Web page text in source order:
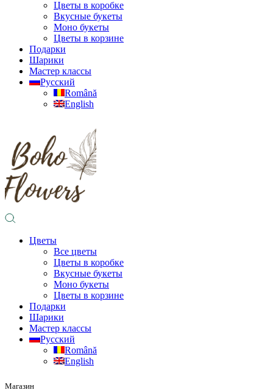
Цветы в коробке
Вкусные букеты
Моно букеты
Цветы в корзине
Подарки
Шарики
Мастер классы
Русский
Română
English
Цветы
Все цветы
Цветы в коробке
Вкусные букеты
Моно букеты
Цветы в корзине
Подарки
Шарики
Мастер классы
Русский
Română
English
Магазин